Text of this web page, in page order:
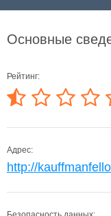
Основные
Рейтинг:
Адрес:
http://